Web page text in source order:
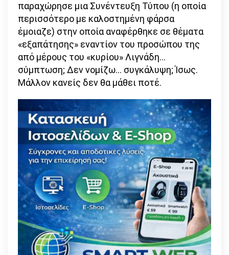
παραχώρησε μια Συνέντευξη Τύπου (η οποία
περισσότερο με καλοστημένη φάρσα
έμοιαζε) στην οποία αναφέρθηκε σε θέματα
«εξαπάτησης» εναντίον του προσώπου της
από μέρους του «κυρίου» Λιγνάδη…
σύμπτωση; Δεν νομίζω… συγκάλυψη; Ίσως.
Μάλλον κανείς δεν θα μάθει ποτέ.